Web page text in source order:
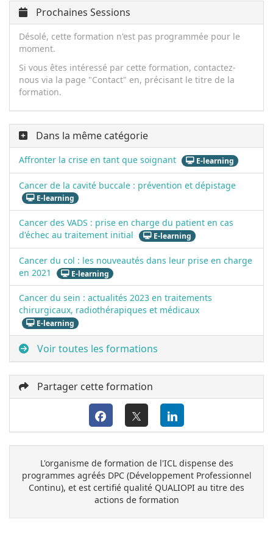
Prochaines Sessions
Désolé, cette formation n'est pas programmée pour le
moment.
Si vous êtes intéressé par cette formation, contactez-
nous via la page "Contact" en, précisant le titre de la
formation.
Dans la même catégorie
Affronter la crise en tant que soignant E-learning
Cancer de la cavité buccale : prévention et dépistage
E-learning
Cancer des VADS : prise en charge du patient en cas
d'échec au traitement initial
E-learning
Cancer du col : les nouveautés dans leur prise en charge
en 2021
E-learning
Cancer du sein : actualités 2023 en traitements
chirurgicaux, radiothérapiques et médicaux
E-learning
Voir toutes les formations
Partager cette formation
L'organisme de formation de l'ICL dispense des
programmes agréés DPC (Développement Professionnel
Continu), et est certifié qualité QUALIOPI au titre des
actions de formation